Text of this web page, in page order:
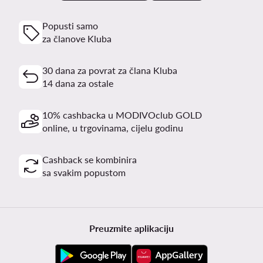
Popusti samo
za članove Kluba
30 dana za povrat za člana Kluba
14 dana za ostale
10% cashbacka u MODIVOclub GOLD
online, u trgovinama, cijelu godinu
Cashback se kombinira
sa svakim popustom
Preuzmite aplikaciju